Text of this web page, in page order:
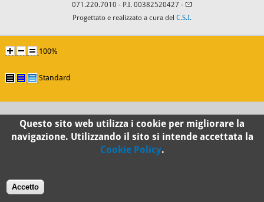
071.220.7010 - P.I. 00382520427 -
Progettato e realizzato a cura del C.S.I.
100%
Standard
Questo sito web utilizza i cookie per migliorare la
navigazione. Utilizzando il sito si intende accettata la
Cookie Policy.
Accetto